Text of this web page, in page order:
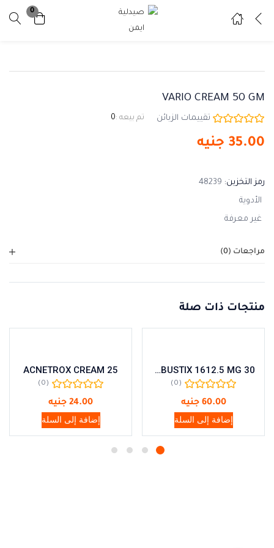
0
تسجيل
ادخل اسم المستخدم وكلمة المرور للدخول.
VARIO CREAM 50 GM
تقييمات الزبائن تم بيعه :0
35.00 جنيه
رمز التخزين: 48239
الأدوية
غير معرفة
مراجعات (0)
منتجات ذات صلة
ALBUSTIX 1612.5 MG 30
(0)
60.00 جنيه
إضافة إلى السلة
ACNETROX CREAM 25
(0)
24.00 جنيه
إضافة إلى السلة